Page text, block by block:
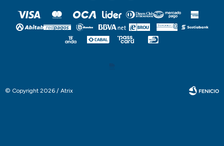
© Copyright 2026 / Atrix